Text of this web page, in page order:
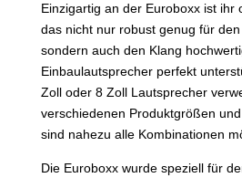
Einzigartig an der Euroboxx ist ihr
das nicht nur robust genug für den
sondern auch den Klang
Einbaulautsprecher perfekt
Zoll oder 8 Zoll Lautsprecher
verschiedenen Produktgrößen
sind nahezu alle Kombinationen
Die Euroboxx wurde speziell für